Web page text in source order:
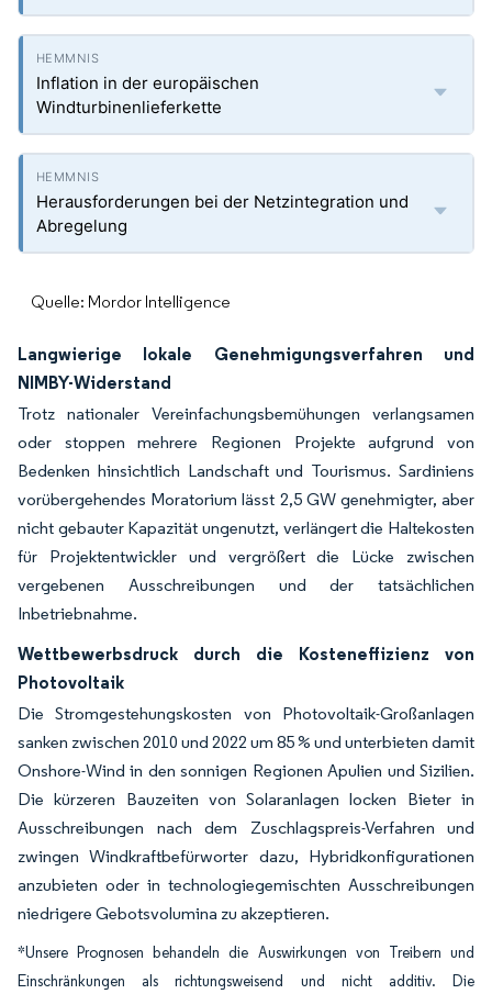
Inflation in der europäischen
Windturbinenlieferkette
Herausforderungen bei der Netzintegration und
Abregelung
Quelle: Mordor Intelligence
Langwierige lokale Genehmigungsverfahren und
NIMBY-Widerstand
Trotz nationaler Vereinfachungsbemühungen verlangsamen
oder stoppen mehrere Regionen Projekte aufgrund von
Bedenken hinsichtlich Landschaft und Tourismus. Sardiniens
vorübergehendes Moratorium lässt 2,5 GW genehmigter, aber
nicht gebauter Kapazität ungenutzt, verlängert die Haltekosten
für Projektentwickler und vergrößert die Lücke zwischen
vergebenen Ausschreibungen und der tatsächlichen
Inbetriebnahme.
Wettbewerbsdruck durch die Kosteneffizienz von
Photovoltaik
Die Stromgestehungskosten von Photovoltaik-Großanlagen
sanken zwischen 2010 und 2022 um 85 % und unterbieten damit
Onshore-Wind in den sonnigen Regionen Apulien und Sizilien.
Die kürzeren Bauzeiten von Solaranlagen locken Bieter in
Ausschreibungen nach dem Zuschlagspreis-Verfahren und
zwingen Windkraftbefürworter dazu, Hybridkonfigurationen
anzubieten oder in technologiegemischten Ausschreibungen
niedrigere Gebotsvolumina zu akzeptieren.
*Unsere Prognosen behandeln die Auswirkungen von Treibern und
Einschränkungen als richtungsweisend und nicht additiv. Die